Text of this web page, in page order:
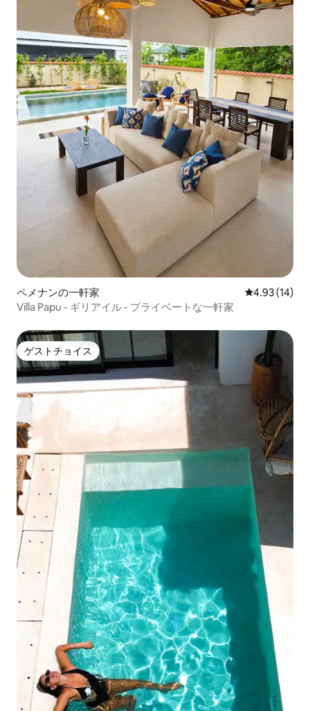
ペメナンの一軒家 レビュー14
4.93 (14)
Villa Papu - ギリアイル - プライベートな一軒家
ゲストチョイス
ゲストチョイス